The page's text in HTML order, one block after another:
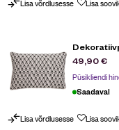
49,90€
Püsikliendi
Saadaval
Lisa võrdlusesse Lisa